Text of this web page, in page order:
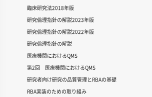
臨床研究法2018年版
研究倫理指針の解説2023年版
研究倫理指針の解説2022年版
研究倫理指針の解説
医療機関におけるQMS
第2回 医療機関におけるQMS
研究者向け研究の品質管理とRBAの基礎
RBA実装のための取り組み